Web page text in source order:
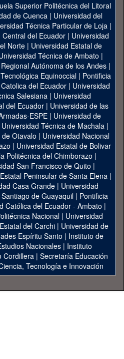
Superior Politécnica del Litoral
de Cuenca| Universidad del
Técnica Particular de Loja|
Central del Ecuador| Universidad
Norte | Universidad Estatal de
Técnica de Ambato |
Autónoma de los Andes|
Equinoccial| Pontificia
del Ecuador | Universidad
Salesiana | Universidad
del Ecuador | Universidad de las
ESPE | Universidad de
Universidad Técnica de Machala|
Otavalo | Universidad Nacional
| Universidad Estatal de Bolivar
Politécnica del Chimborazo |
San Francisco de Quito |
Peninsular de Santa Elena|
Casa Grande | Universidad
de Guayaquil| Pontificia
Católica del Ecuador - Ambato |
Nacional| Universidad
del Carchi| Universidad de
Espíritu Santo | Instituto de
Nacionales | Instituto
Cordillera | Secretaría Educación
Tecnología e Innovación